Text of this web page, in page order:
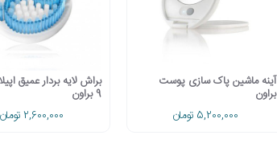
آینه ماشین پاک سازی پوست
براون
5,200,000 تومان
براش لایه بردار عمیق
9 براون
2,600,000 تومان